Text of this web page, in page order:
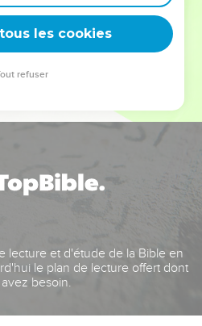
vous guidiez un ministère, une
famille, leur expérience est faite
lecture et d'étude de la Bible en
le plan de lecture offert dont
besoin.
les cookies
refuser